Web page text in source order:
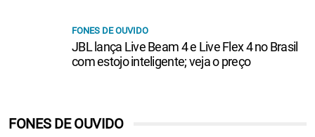
FONES DE OUVIDO
FONES DE OUVIDO
JBL lança Live Beam 4 e Live Flex 4 no Brasil
com estojo inteligente; veja o preço